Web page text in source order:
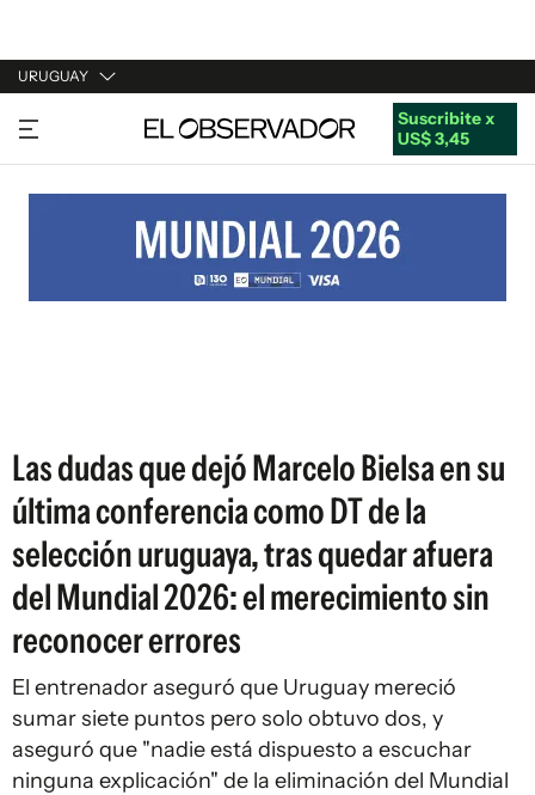
URUGUAY
URUGUAY
ARGENTINA
ESTADOS UNIDOS
Suscribite x
US$ 3,45
Las dudas que dejó Marcelo Bielsa en su
última conferencia como DT de la
selección uruguaya, tras quedar afuera
del Mundial 2026: el merecimiento sin
reconocer errores
El entrenador aseguró que Uruguay mereció
sumar siete puntos pero solo obtuvo dos, y
aseguró que "nadie está dispuesto a escuchar
ninguna explicación" de la eliminación del Mundial